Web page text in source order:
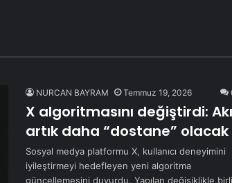
NURCAN BAYRAM Temmuz 19, 2026
X algoritmasını değiştirdi:
artık daha “dostane” olacak
Sosyal medya platformu X, kullanıcı deneyimini
iyileştirmeyi hedefleyen yeni algoritma
güncellemesini duyurdu. Yapılan değişiklikle